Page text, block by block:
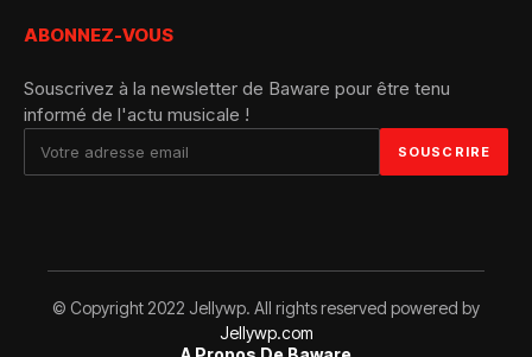
ABONNEZ-VOUS
Souscrivez à la newsletter de Baware pour être tenu
informé de l'actu musicale !
© Copyright 2022 Jellywp. All rights reserved powered by
Jellywp.com